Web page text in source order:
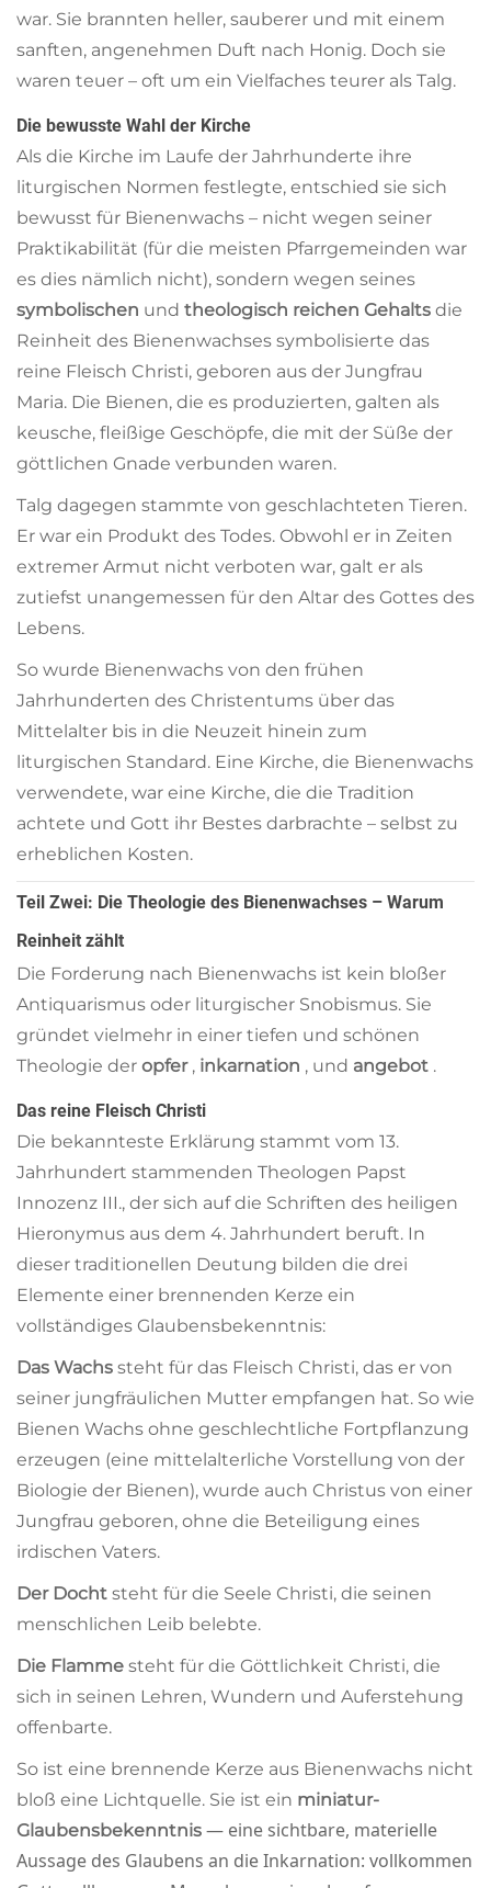
war. Sie brannten heller, sauberer und mit einem
sanften, angenehmen Duft nach Honig. Doch sie
waren teuer – oft um ein Vielfaches teurer als Talg.
Die bewusste Wahl der Kirche
Als die Kirche im Laufe der Jahrhunderte ihre
liturgischen Normen festlegte, entschied sie sich
bewusst für Bienenwachs – nicht wegen seiner
Praktikabilität (für die meisten Pfarrgemeinden war
es dies nämlich nicht), sondern wegen seines
symbolischen und theologisch reichen Gehalts die
Reinheit des Bienenwachses symbolisierte das
reine Fleisch Christi, geboren aus der Jungfrau
Maria. Die Bienen, die es produzierten, galten als
keusche, fleißige Geschöpfe, die mit der Süße der
göttlichen Gnade verbunden waren.
Talg dagegen stammte von geschlachteten Tieren.
Er war ein Produkt des Todes. Obwohl er in Zeiten
extremer Armut nicht verboten war, galt er als
zutiefst unangemessen für den Altar des Gottes des
Lebens.
So wurde Bienenwachs von den frühen
Jahrhunderten des Christentums über das
Mittelalter bis in die Neuzeit hinein zum
liturgischen Standard. Eine Kirche, die Bienenwachs
verwendete, war eine Kirche, die die Tradition
achtete und Gott ihr Bestes darbrachte – selbst zu
erheblichen Kosten.
Teil Zwei: Die Theologie des Bienenwachses – Warum
Reinheit zählt
Die Forderung nach Bienenwachs ist kein bloßer
Antiquarismus oder liturgischer Snobismus. Sie
gründet vielmehr in einer tiefen und schönen
Theologie der opfer , inkarnation , und angebot .
Das reine Fleisch Christi
Die bekannteste Erklärung stammt vom 13.
Jahrhundert stammenden Theologen Papst
Innozenz III., der sich auf die Schriften des heiligen
Hieronymus aus dem 4. Jahrhundert beruft. In
dieser traditionellen Deutung bilden die drei
Elemente einer brennenden Kerze ein
vollständiges Glaubensbekenntnis:
Das Wachs steht für das Fleisch Christi, das er von
seiner jungfräulichen Mutter empfangen hat. So wie
Bienen Wachs ohne geschlechtliche Fortpflanzung
erzeugen (eine mittelalterliche Vorstellung von der
Biologie der Bienen), wurde auch Christus von einer
Jungfrau geboren, ohne die Beteiligung eines
irdischen Vaters.
Der Docht steht für die Seele Christi, die seinen
menschlichen Leib belebte.
Die Flamme steht für die Göttlichkeit Christi, die
sich in seinen Lehren, Wundern und Auferstehung
offenbarte.
So ist eine brennende Kerze aus Bienenwachs nicht
bloß eine Lichtquelle. Sie ist ein miniatur-
Glaubensbekenntnis — eine sichtbare, materielle
Aussage des Glaubens an die Inkarnation: vollkommen